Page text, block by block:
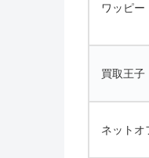
ワッピー
買取王子
ネットオ